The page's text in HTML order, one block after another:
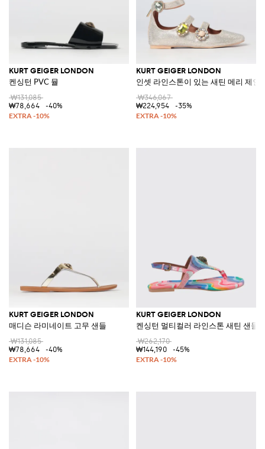
KURT GEIGER LONDON
켄싱턴 PVC 뮬
₩131,085
₩78,664
-40%
KURT GEIGER LONDON
인셋 라인스톤이 있는 새틴 메리 제인
₩346,067
₩224,954
-35%
KURT GEIGER LONDON
매디슨 라미네이트 고무 샌들
₩131,085
₩78,664
-40%
KURT GEIGER LONDON
켄싱턴 멀티컬러 라인스톤 새틴 샌들
₩262,170
₩144,190
-45%